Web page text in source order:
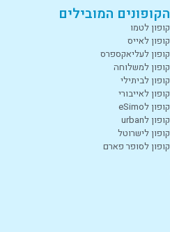
הקופונים המובילים
קופון לטמו
קופון לאייס
קופון לעליאקספרס
קופון למשלוחה
קופון לביתילי
קופון לאייבורי
קופון לeSimo
קופון לurban
קופון לישרוטל
קופון לסופר פארם